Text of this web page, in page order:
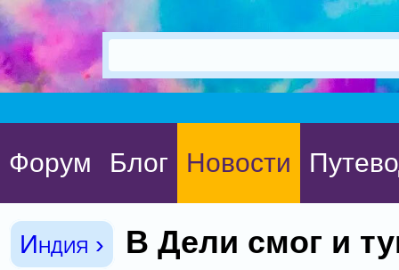
Форум Блог Новости
Индия › В Дели смог и